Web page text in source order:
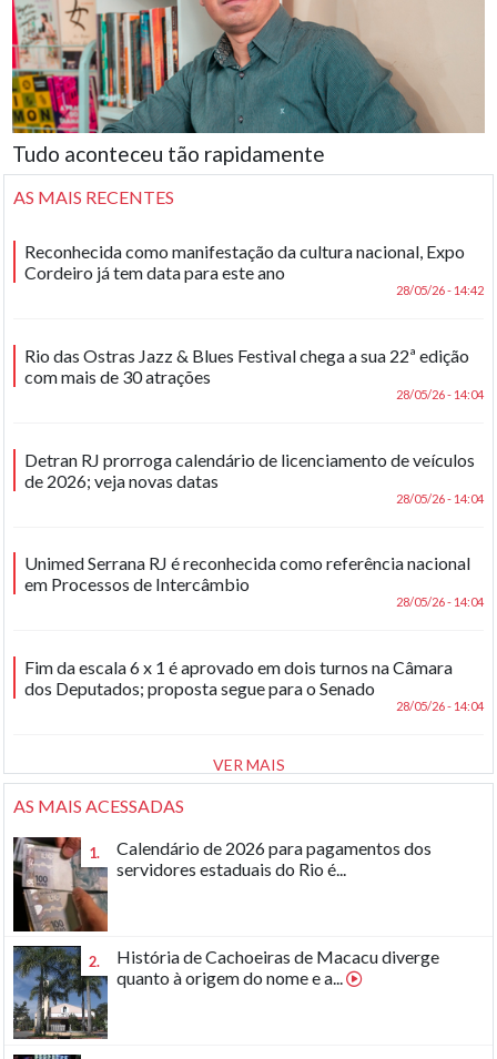
Tudo aconteceu tão rapidamente
AS MAIS RECENTES
Reconhecida como manifestação da cultura nacional, Expo
Cordeiro já tem data para este ano
28/05/26 - 14:42
Rio das Ostras Jazz & Blues Festival chega a sua 22ª edição
com mais de 30 atrações
28/05/26 - 14:04
Detran RJ prorroga calendário de licenciamento de veículos
de 2026; veja novas datas
28/05/26 - 14:04
Unimed Serrana RJ é reconhecida como referência nacional
em Processos de Intercâmbio
28/05/26 - 14:04
Fim da escala 6 x 1 é aprovado em dois turnos na Câmara
dos Deputados; proposta segue para o Senado
28/05/26 - 14:04
VER MAIS
AS MAIS ACESSADAS
1.
Calendário de 2026 para pagamentos dos
servidores estaduais do Rio é...
2.
História de Cachoeiras de Macacu diverge
quanto à origem do nome e a...